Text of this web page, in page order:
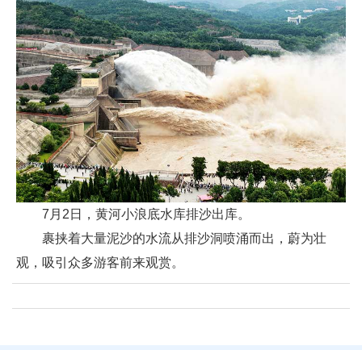
7月2日，黄河小浪底水库排沙出库。
裹挟着大量泥沙的水流从排沙洞喷涌而出，蔚为壮
观，吸引众多游客前来观赏。